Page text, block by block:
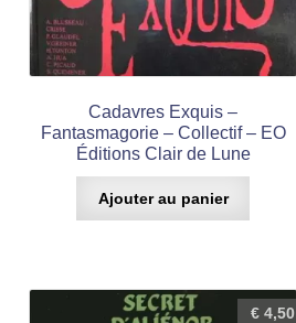
Cadavres Exquis –
Fantasmagorie – Collectif – EO
Éditions Clair de Lune
Ajouter au panier
€4,50